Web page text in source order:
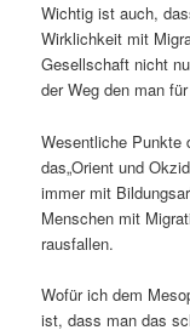
Wichtig ist auch,
Wirklichkeit mit
Gesellschaft nicht
der Weg den man
Wesentliche Punkte
das„Orient und
immer mit
Menschen mit
rausfallen.
Wofür ich dem
ist, dass man das